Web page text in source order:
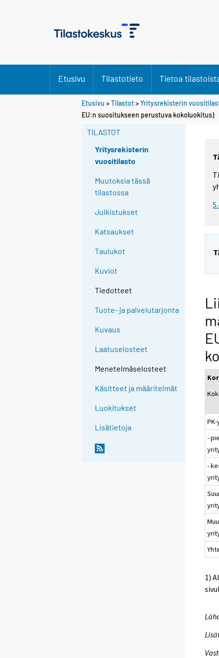
Etusivu Tilastotieto Tietoa
Etusivu >Tilastot>Yritysrekisterin
EU:n suositukseen perustuva kokoluokitus)
TILASTOT
Yritysrekisterin
vuositilasto
Muutoksia tässä
tilastossa
Julkistukset
Katsaukset
Taulukot
Kuviot
Tiedotteet
Tuote- ja palvelutarjonta
Kuvaus
Laatuselosteet
Menetelmäselosteet
Käsitteet ja määritelmät
Luokitukset
Lisätietoja
-
-
1)